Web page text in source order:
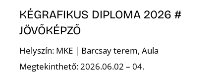
KÉGRAFIKUS DIPLOMA 2026 #
JÖVŐKÉPZŐ
Helyszín: MKE | Barcsay terem, Aula
Megtekinthető: 2026.06.02 – 04.